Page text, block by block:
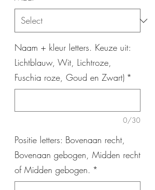
Naam + kleur letters. Keuze uit:
Lichtblauw, Wit, Lichtroze,
Fuschia roze, Goud en Zwart) *
0/30
Positie letters: Bovenaan recht,
Bovenaan gebogen, Midden recht
of Midden gebogen. *